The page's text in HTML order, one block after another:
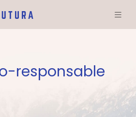
responsable